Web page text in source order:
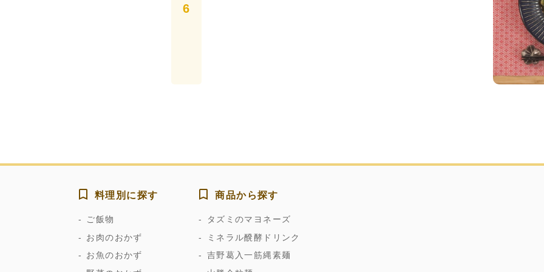
料理別に探す
ご飯物
お肉のおかず
お魚のおかず
商品から探す
タズミのマヨネーズ
ミネラル醗酵ドリンク
吉野葛入一筋縄素麺